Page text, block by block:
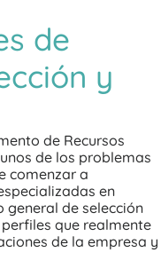
de
y
de Recursos
de los problemas
comenzar a
en
de selección
que realmente
de la empresa y